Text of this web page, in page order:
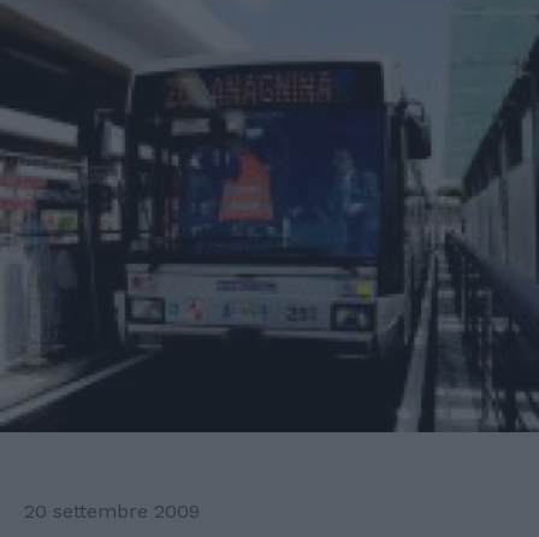
20 settembre 2009